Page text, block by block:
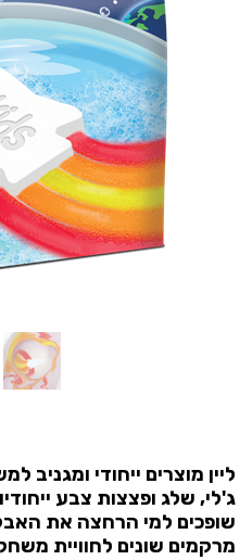
ליין מוצרים ייחודי ומגניב
ג'לי, שלג ופצצות צבע
שופכים למי הרחצה את
מרקמים שונים לחוויית